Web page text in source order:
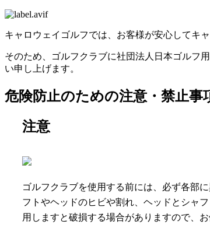
キャロウェイゴルフでは、お客様が安心してキ
そのため、ゴルフクラブに社団法人日本ゴルフ
い申し上げます。
危険防止のための注意・禁止事
注意
ゴルフクラブを使用する前には、必ず各部
フトやヘッドのヒビや割れ、ヘッドとシャ
用しますと破損する場合がありますので、